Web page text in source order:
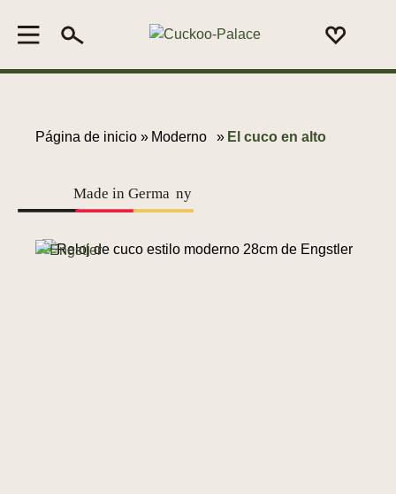
Página de inicio » Moderno » El cuco en alto
Made in Germa ny